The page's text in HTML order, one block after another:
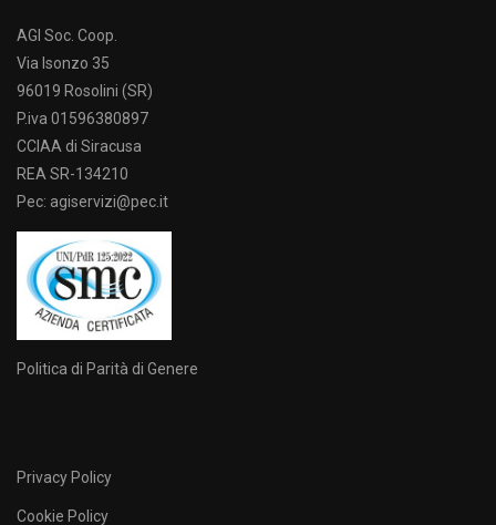
AGI Soc. Coop.
Via Isonzo 35
96019 Rosolini (SR)
P.iva 01596380897
CCIAA di Siracusa
REA SR-134210
Pec: agiservizi@pec.it
Politica di Parità di Genere
Privacy Policy
Cookie Policy